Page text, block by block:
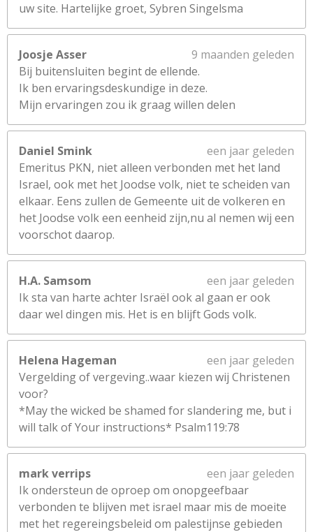
uw site. Hartelijke groet, Sybren Singelsma
Joosje Asser
9 maanden geleden
Bij buitensluiten begint de ellende.
Ik ben ervaringsdeskundige in deze.
Mijn ervaringen zou ik graag willen delen
Daniel Smink
een jaar geleden
Emeritus PKN, niet alleen verbonden met het land
Israel, ook met het Joodse volk, niet te scheiden van
elkaar. Eens zullen de Gemeente uit de volkeren en
het Joodse volk een eenheid zijn,nu al nemen wij een
voorschot daarop.
H.A. Samsom
een jaar geleden
Ik sta van harte achter Israël ook al gaan er ook
daar wel dingen mis. Het is en blijft Gods volk.
Helena Hageman
een jaar geleden
Vergelding of vergeving..waar kiezen wij Christenen
voor?
*May the wicked be shamed for slandering me, but i
will talk of Your instructions* Psalm119:78
mark verrips
een jaar geleden
Ik ondersteun de oproep om onopgeefbaar
verbonden te blijven met israel maar mis de moeite
met het regereingsbeleid om palestijnse gebieden